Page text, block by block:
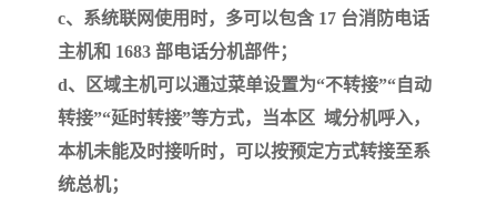
c、系统联网使用时，多可以包含 17 台消防电话
主机和 1683 部电话分机部件；
d、区域主机可以通过菜单设置为“不转接”“自动
转接”“延时转接”等方式，当本区 域分机呼入，
本机未能及时接听时，可以按预定方式转接至系
统总机；